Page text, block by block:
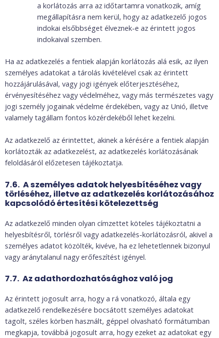
a korlátozás arra az időtartamra vonatkozik, amíg
megállapításra nem kerül, hogy az adatkezelő jogos
indokai elsőbbséget élveznek-e az érintett jogos
indokaival szemben.
Ha az adatkezelés a fentiek alapján korlátozás alá esik, az ilyen
személyes adatokat a tárolás kivételével csak az érintett
hozzájárulásával, vagy jogi igények előterjesztéséhez,
érvényesítéséhez vagy védelméhez, vagy más természetes vagy
jogi személy jogainak védelme érdekében, vagy az Unió, illetve
valamely tagállam fontos közérdekéből lehet kezelni.
Az adatkezelő az érintettet, akinek a kérésére a fentiek alapján
korlátozták az adatkezelést, az adatkezelés korlátozásának
feloldásáról előzetesen tájékoztatja.
7.6. A személyes adatok helyesbítéséhez vagy
törléséhez, illetve az adatkezelés korlátozásához
kapcsolódó értesítési kötelezettség
Az adatkezelő minden olyan címzettet köteles tájékoztatni a
helyesbítésről, törlésről vagy adatkezelés-korlátozásról, akivel a
személyes adatot közölték, kivéve, ha ez lehetetlennek bizonyul
vagy aránytalanul nagy erőfeszítést igényel.
7.7. Az adathordozhatósághoz való jog
Az érintett jogosult arra, hogy a rá vonatkozó, általa egy
adatkezelő rendelkezésére bocsátott személyes adatokat
tagolt, széles körben használt, géppel olvasható formátumban
megkapja, továbbá jogosult arra, hogy ezeket az adatokat egy